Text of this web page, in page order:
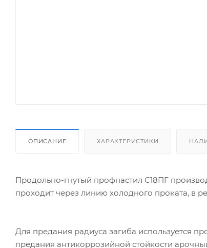
ОПИСАНИЕ ХАРАКТЕРИСТИКИ
Продольно-гнутый профнастил С18ПГ
проходит через линию холодного проката, в
Для предания радиуса загиба используется
предания антикоррозийной стойкости